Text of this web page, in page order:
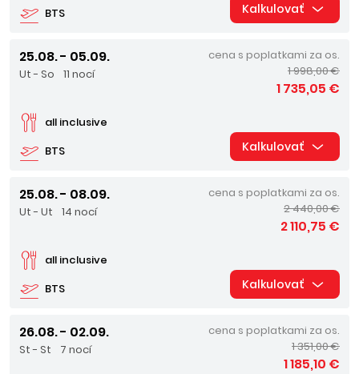
BTS Kalkulovať
25.08. - 05.09.
Ut - So 11 nocí
BTS
all inclusive
cena s poplatkami za os.
1 998,00 €
1 735,05 €
Kalkulovať
25.08. - 08.09.
Ut - Ut 14 nocí
BTS
all inclusive
cena s poplatkami za os.
2 440,00 €
2 110,75 €
Kalkulovať
26.08. - 02.09.
St - St 7 nocí
cena s poplatkami za os.
1 351,00 €
1 185,10 €